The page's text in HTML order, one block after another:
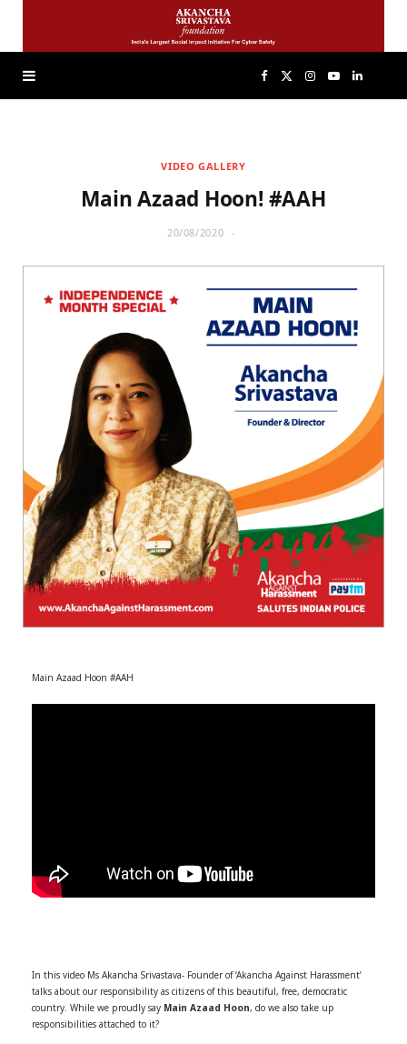
F
b
o
i
t
)
I
a
m
Y
u
L
e
VIDEO GALLERY
Main Azaad Hoon! #AAH
20/08/2020
Main Azaad Hoon #AAH
In this video Ms Akancha Srivastava- Founder of ‘Akancha Against Harassment’
talks about our responsibility as citizens of this beautiful, free, democratic
country. While we proudly say Main Azaad Hoon, do we also take up
responsibilities attached to it?